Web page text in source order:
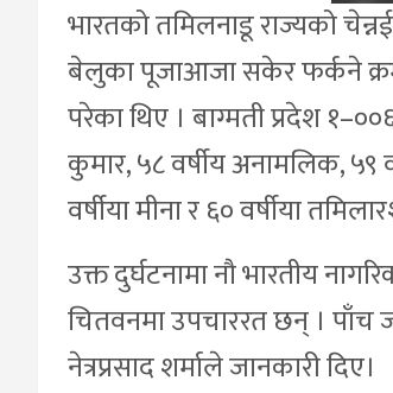
भारतको तमिलनाडू राज्यको
बेलुका पूजाआजा सकेर फर्कने
परेका थिए । बाग्मती प्रदेश
कुमार, ५८ वर्षीय अनामलिक, ५९
वर्षीया मीना र ६० वर्षीया
उक्त दुर्घटनामा नौ भारतीय
चितवनमा उपचाररत छन् । पाँच
नेत्रप्रसाद शर्माले जानकारी दिए।